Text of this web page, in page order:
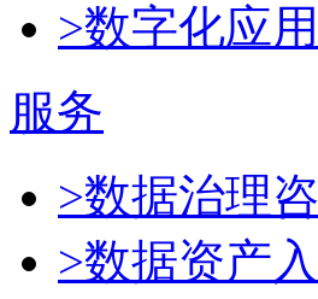
>数字化应
服务
>数据治理
>数据资产